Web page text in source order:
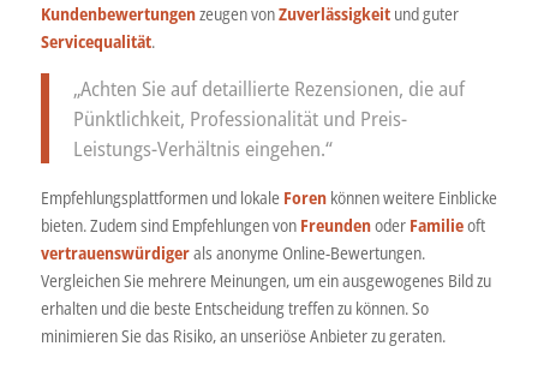
Kundenbewertungenzeugen vonZuverlässigkeitund guter
Servicequalität.
„Achten Sie auf detaillierte Rezensionen, die auf
Pünktlichkeit, Professionalität und Preis-
Leistungs-Verhältnis eingehen.“
Empfehlungsplattformen und lokale Forenkönnen weitere Einblicke
bieten. Zudem sind Empfehlungen von Freundenoder Familieoft
vertrauenswürdigerals anonyme Online-Bewertungen.
Vergleichen Sie mehrere Meinungen, um ein ausgewogenes Bild zu
erhalten und die beste Entscheidung treffen zu können. So
minimieren Sie das Risiko, an unseriöse Anbieter zu geraten.